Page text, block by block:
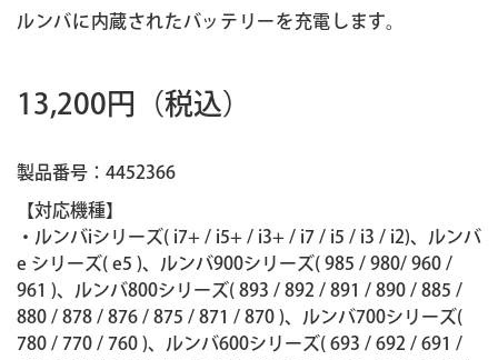
ルンバに内蔵されたバッテリーを充電します。
13,200円 （税込）
製品番号：4452366
【対応機種】
・ルンバiシリーズ( i7+ / i5+ / i3+ / i7 / i5 / i3 / i2)、ルンバ
e シリーズ( e5 )、ルンバ900シリーズ( 985 / 980/ 960 /
961 )、ルンバ800シリーズ( 893 / 892 / 891 / 890 / 885 /
880 / 878 / 876 / 875 / 871 / 870 )、ルンバ700シリーズ(
780 / 770 / 760 )、ルンバ600シリーズ( 693 / 692 / 691 /